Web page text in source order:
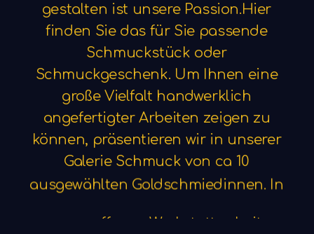
gestalten ist unsere Passion.Hier
finden Sie das für Sie passende
Schmuckstück oder
Schmuckgeschenk. Um Ihnen eine
große Vielfalt handwerklich
angefertigter Arbeiten zeigen zu
können, präsentieren wir in unserer
Galerie Schmuck von ca 10
ausgewählten Goldschmiedinnen. In